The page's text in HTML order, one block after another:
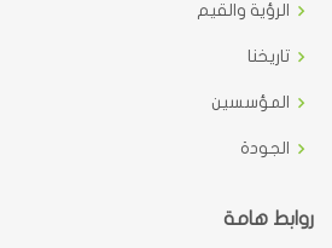
الرؤية والقيم
تاريخنا
المؤسسين
الجودة
روابط هامة